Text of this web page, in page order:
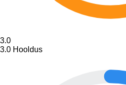
3.0
3.0 Hooldus